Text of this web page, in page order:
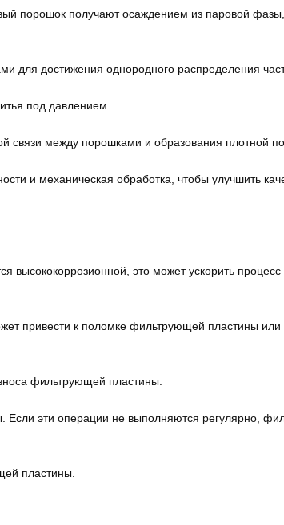
порошок получают осаждением из паровой
для достижения однородного распределения
под давлением.
между порошками и образования плотной
и механическая обработка, чтобы улучшить
высококоррозионной, это может ускорить процесс
привести к поломке фильтрующей пластины или
фильтрующей пластины.
Если эти операции не выполняются регулярно,
пластины.